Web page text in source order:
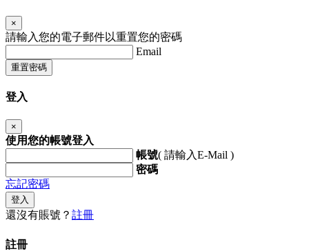
×
請輸入您的電子郵件以重置您的密碼
Email
重置密碼
登入
×
使用您的帳號登入
帳號( 請輸入E-Mail )
密碼
忘記密碼
登入
還沒有賬號？ 註冊
註冊